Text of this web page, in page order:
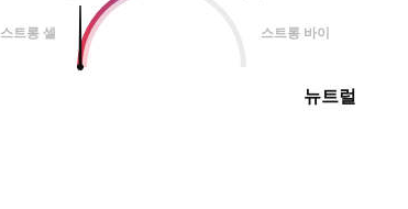
스트롱 셀 스트롱 바이
뉴트럴